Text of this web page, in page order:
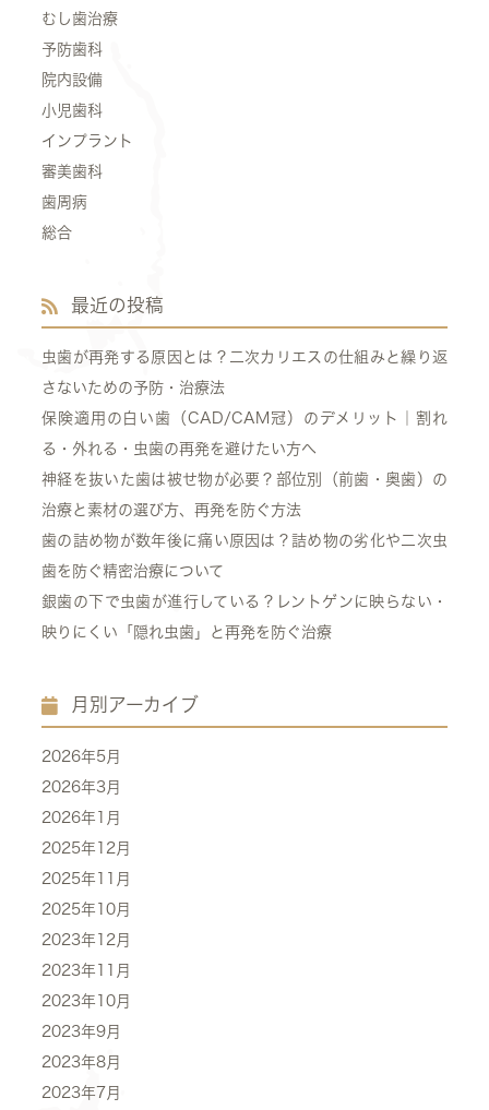
むし歯治療
予防歯科
院内設備
小児歯科
インプラント
審美歯科
歯周病
総合
最近の投稿
虫歯が再発する原因とは？二次カリエスの仕組みと繰り返
さないための予防・治療法
保険適用の白い歯（CAD/CAM冠）のデメリット｜割れ
る・外れる・虫歯の再発を避けたい方へ
神経を抜いた歯は被せ物が必要？部位別（前歯・奥歯）の
治療と素材の選び方、再発を防ぐ方法
歯の詰め物が数年後に痛い原因は？詰め物の劣化や二次虫
歯を防ぐ精密治療について
銀歯の下で虫歯が進行している？レントゲンに映らない・
映りにくい「隠れ虫歯」と再発を防ぐ治療
月別アーカイブ
2026年5月
2026年3月
2026年1月
2025年12月
2025年11月
2025年10月
2023年12月
2023年11月
2023年10月
2023年9月
2023年8月
2023年7月